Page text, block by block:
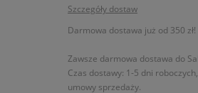
Szczegóły dostaw
Darmowa dostawa już od 350 zł!
Zawsze darmowa dostawa do
Czas dostawy: 1-5 dni
umowy sprzedaży.